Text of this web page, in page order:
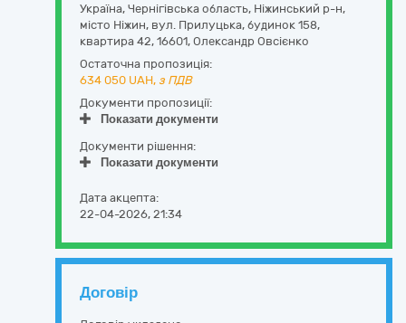
Україна, Чернігівська область, Ніжинський р-н,
місто Ніжин, вул. Прилуцька, будинок 158,
квартира 42, 16601, Олександр Овсієнко
Остаточна пропозиція:
634 050 UAH, з ПДВ
Документи пропозиції:
Показати документи
Документи рішення:
Показати документи
Дата акцепта:
22-04-2026, 21:34
Договір